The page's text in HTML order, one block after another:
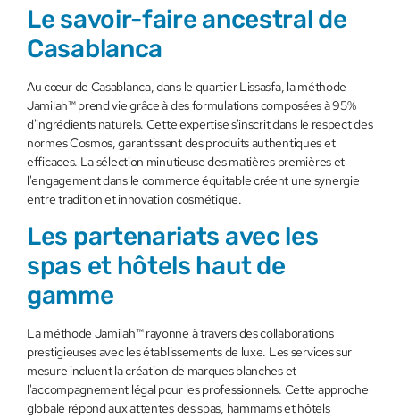
Le savoir-faire ancestral de
Casablanca
Au cœur de Casablanca, dans le quartier Lissasfa, la méthode
Jamilah™ prend vie grâce à des formulations composées à 95%
d'ingrédients naturels. Cette expertise s'inscrit dans le respect des
normes Cosmos, garantissant des produits authentiques et
efficaces. La sélection minutieuse des matières premières et
l'engagement dans le commerce équitable créent une synergie
entre tradition et innovation cosmétique.
Les partenariats avec les
spas et hôtels haut de
gamme
La méthode Jamilah™ rayonne à travers des collaborations
prestigieuses avec les établissements de luxe. Les services sur
mesure incluent la création de marques blanches et
l'accompagnement légal pour les professionnels. Cette approche
globale répond aux attentes des spas, hammams et hôtels